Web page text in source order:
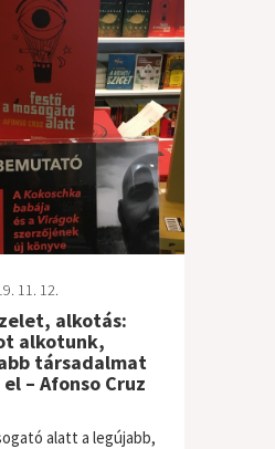
11. 12.
alkotás:
alkotunk,
társadalmat
– Afonso Cruz
alatt a legújabb,